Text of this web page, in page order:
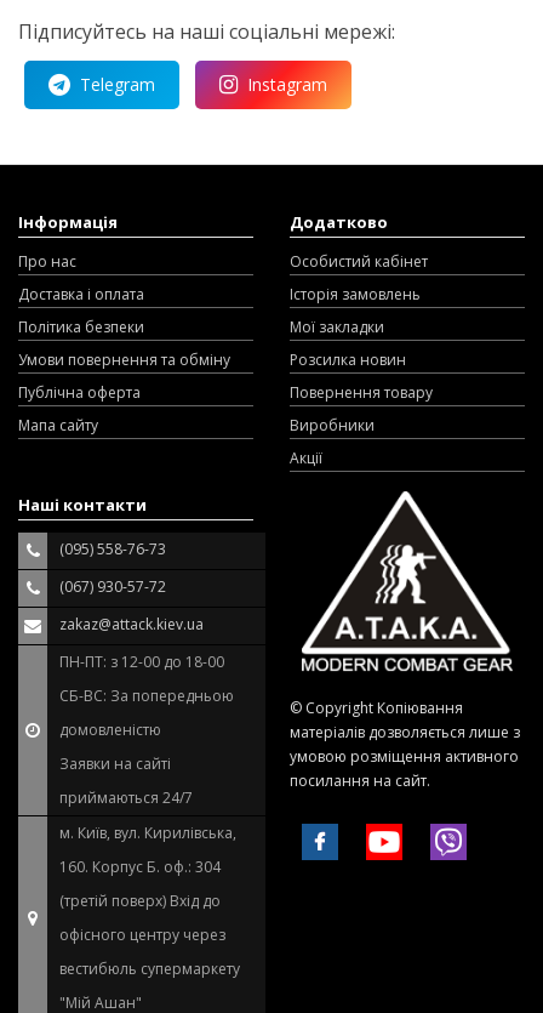
Підписуйтесь на наші соціальні мережі:
Telegram Instagram
Інформація
Про нас
Доставка і оплата
Політика безпеки
Умови повернення та обміну
Публічна оферта
Мапа сайту
Додатково
Особистий кабінет
Історія замовлень
Мої закладки
Розсилка новин
Повернення товару
Виробники
Акції
Наші контакти
(095) 558-76-73
(067) 930-57-72
zakaz@attack.kiev.ua
ПН-ПТ: з 12-00 до 18-00
СБ-ВС: За попередньою
домовленістю
Заявки на сайті
приймаються 24/7
м. Київ, вул. Кирилівська,
160. Корпус Б. оф.: 304
(третій поверх) Вхід до
офісного центру через
вестибюль супермаркету
"Мій Ашан"
© Copyright Копіювання
матеріалів дозволяється лише з
умовою розміщення активного
посилання на сайт.